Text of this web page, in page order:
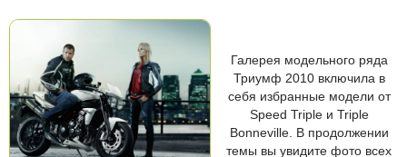
Галерея модельного ряда
Триумф 2010 включила в
себя избранные модели от
Speed Triple и Triple
Bonneville. В продолжении
темы вы увидите фото всех